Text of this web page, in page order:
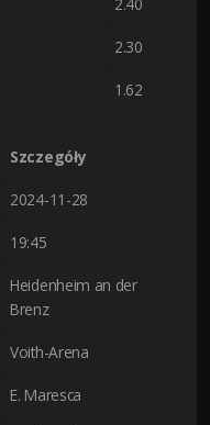
2.30
1.62
Szczegóły
2024-11-28
19:45
Heidenheim an der
Brenz
Voith-Arena
E. Maresca